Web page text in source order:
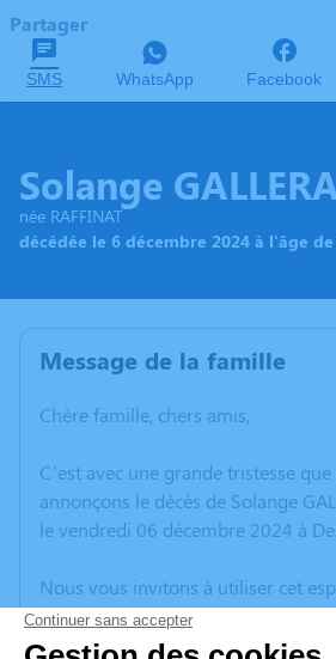
Partager
SMS WhatsApp Facebook
Solange
née RAFFINAT
décédée le 6 décembre 2024 à l'âge de
Message de la famille
Chère famille, chers amis,
C’est avec une grande tristesse
annonçons le décès de Solange
le vendredi 06 décembre 2024 à
Nous vous invitons à utiliser cet
vos condoléances, partager des
anecdote ou exprimer vos pensées